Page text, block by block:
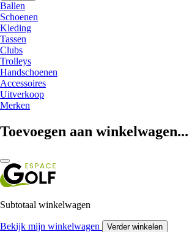
Ballen
Schoenen
Kleding
Tassen
Clubs
Trolleys
Handschoenen
Accessoires
Uitverkoop
Merken
Toevoegen aan winkelwagen...
Subtotaal winkelwagen
Bekijk mijn winkelwagen Verder winkelen